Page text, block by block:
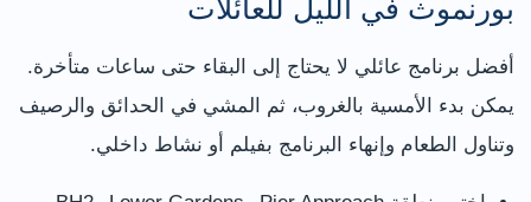
بورنموث في الليل للعائلات
أفضل برنامج عائلي لا يحتاج إلى البقاء حتى ساعات متأخرة.
يمكن بدء الأمسية بالغروب، ثم المشي في الحدائق والرصيف
وتناول الطعام وإنهاء البرنامج بفيلم أو نشاط داخلي.